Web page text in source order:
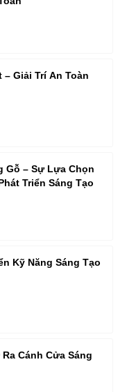
Giải Trí An Toàn
Gỗ – Sự Lựa Chọn
Triển Sáng Tạo
Kỹ Năng Sáng Tạo
Cánh Cửa Sáng